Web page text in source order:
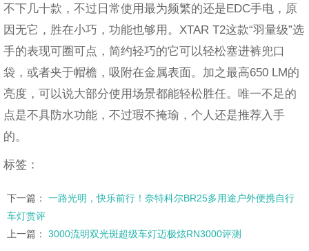
不下几十款，不过日常使用最为频繁的还是EDC手电，原
因无它，胜在小巧，功能也够用。XTAR T2这款“羽量级”选
手的表现可圈可点，简约轻巧的它可以轻松塞进裤兜口
袋，或者夹于帽檐，吸附在金属表面。加之最高650 LM的
亮度，可以说大部分使用场景都能轻松胜任。唯一不足的
点是不具防水功能，不过瑕不掩瑜，个人还是推荐入手
的。
标签：
下一篇： 一路光明，快乐前行！奈特科尔BR25多用途户外便携自行
车灯赏评
上一篇： 3000流明双光斑超级车灯迈极炫RN3000评测